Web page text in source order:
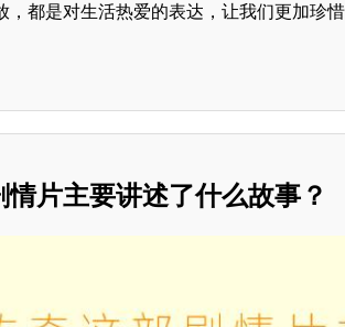
，都是对生活热爱的表达，让我们更加珍
片主要讲述了什么故事？